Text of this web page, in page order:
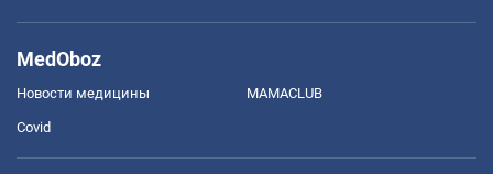
MedOboz
Новости медицины MAMACLUB
Covid